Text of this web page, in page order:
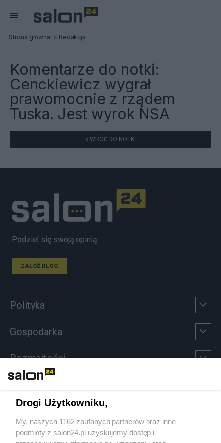
Strona główna Redakcja
Komentarze do notki:
Cenckiewicz wygrał
prawomocnie z rządem
Tuska. Jest wyrok NSA
« WRÓĆ DO NOTKI
Podziel się swoją opinią
ZAŁÓŻ BLOG
Polityka
Gospodarka
Rozmaitości
Sport
Społeczeństwo
Drogi Użytkowniku,
My, naszych 1162 zaufanych partnerów oraz inne
podmioty z salon24.pl uzyskujemy dostęp i